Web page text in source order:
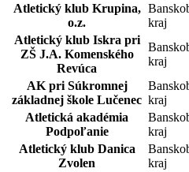
Atletický klub Krupina,
o.z.
kraj
Atletický klub Iskra pri
ZŠ J.A. Komenského
Revúca
kraj
AK pri Súkromnej
základnej škole Lučenec kraj
Atletická akadémia
Podpoľanie
kraj
Atletický klub Danica
Zvolen
kraj